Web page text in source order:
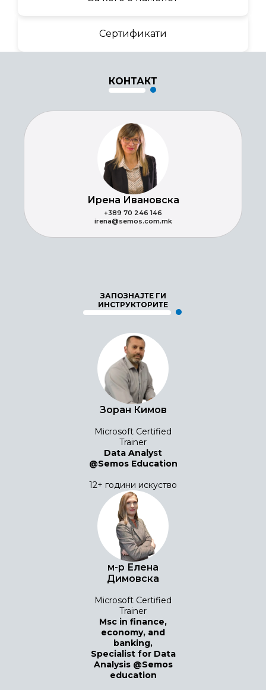
Сертификати
КОНТАКТ
Ирена Ивановска
+389 70 246 146
irena@semos.com.mk
ЗАПОЗНАЈТЕ ГИ
ИНСТРУКТОРИТЕ
Зоран Кимов
Microsoft Certified
Trainer
Data Analyst
@Semos Education
12+ години искуство
м-р Елена
Димовска
Microsoft Certified
Trainer
Msc in finance,
economy, and
banking,
Specialist for Data
Analysis @Semos
education